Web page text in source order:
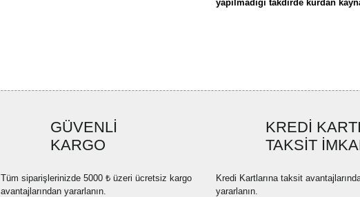
yapılmadığı takdirde kurdan
Ürün açıklamasında eksik
Ürün bilgilerinde hatalar
Bu ürüne benzer farklı
GÜVENLİ
KARGO
Tüm siparişlerinizde 5000 ₺ üzeri ücretsiz kargo
avantajlarından yararlanın.
KREDİ
TAKSİT
Kredi Kartlarına taksit
yararlanın.